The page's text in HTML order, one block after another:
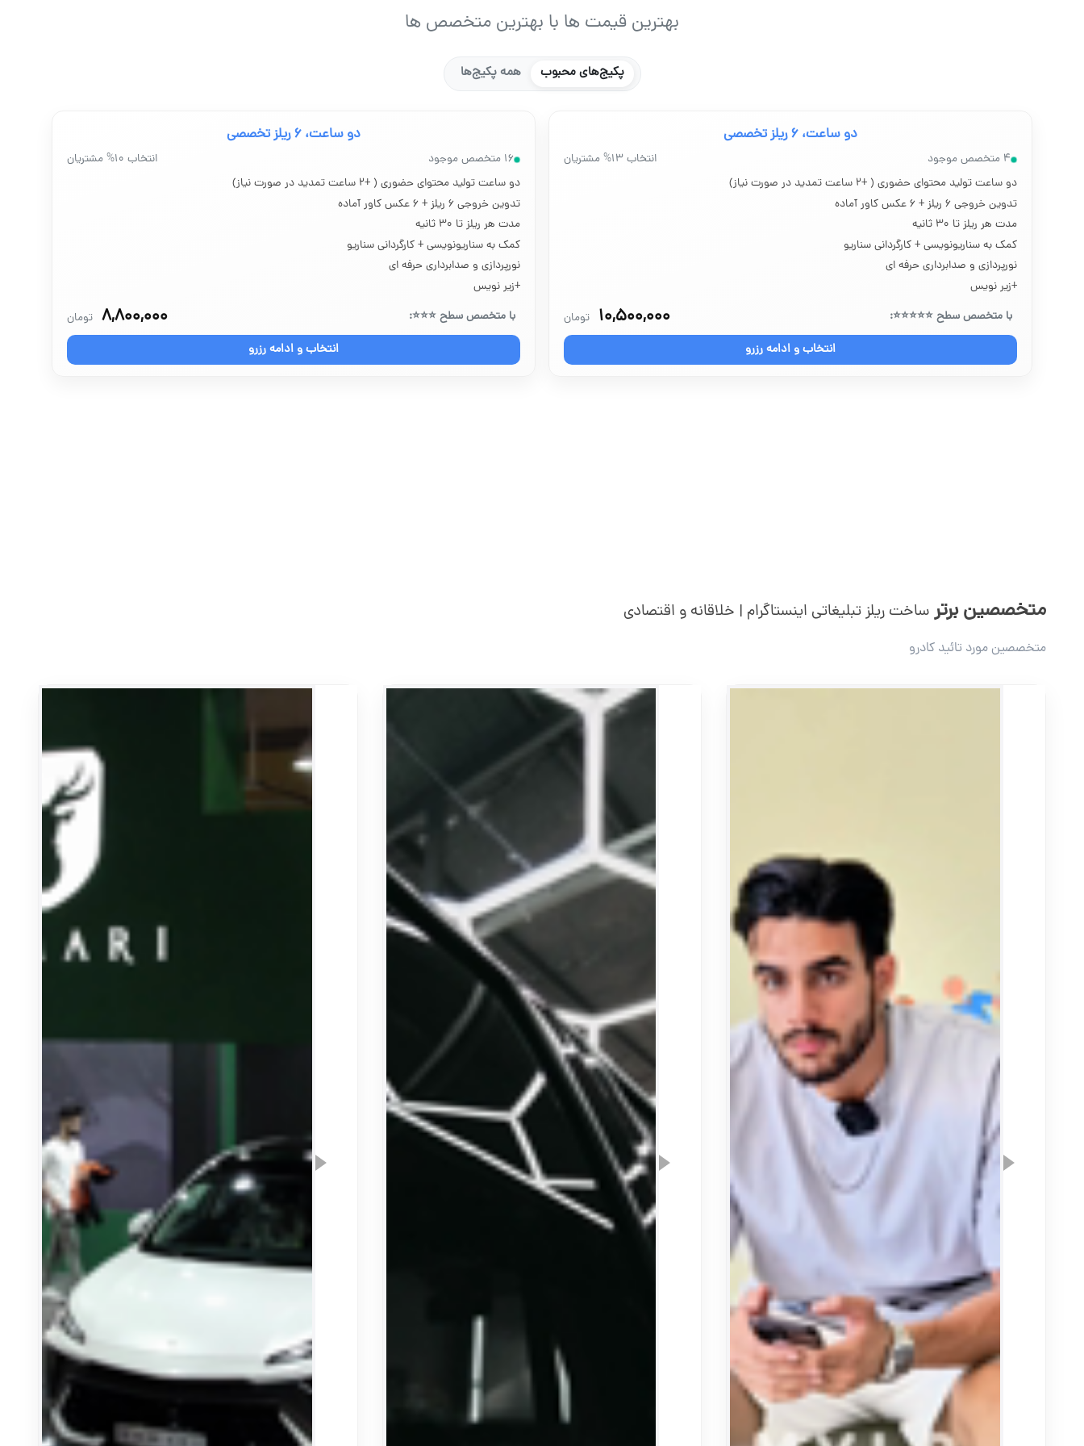
بهترین قیمت ها با بهترین متخصص ها
پکیج‌های محبوب همه پکیج‌ها
دو ساعت، ۶ ریلز تخصصی
۴ متخصص موجود
انتخاب ۱۳% مشتریان
دو ساعت تولید محتوای حضوری ( +۲ ساعت تمدید در صورت نیاز)
تدوین خروجی ۶ ریلز + ۶ عکس کاور آماده
مدت هر ریلز تا ۳۰ ثانیه
کمک به سناریونویسی + کارگردانی سناریو
نورپردازی و صدابرداری حرفه ای
+‌زیر نویس
با متخصص سطح ⭐⭐⭐⭐⭐:
۱۰,۵۰۰,۰۰۰ تومان
انتخاب و ادامه رزرو
دو ساعت، ۶ ریلز تخصصی
۱۶ متخصص موجود
انتخاب ۱۰% مشتریان
دو ساعت تولید محتوای حضوری ( +۲ ساعت تمدید در صورت نیاز)
تدوین خروجی ۶ ریلز + ۶ عکس کاور آماده
مدت هر ریلز تا ۳۰ ثانیه
کمک به سناریونویسی + کارگردانی سناریو
نورپردازی و صدابرداری حرفه ای
+‌زیر نویس
با متخصص سطح ⭐⭐⭐:
۸,۸۰۰,۰۰۰ تومان
انتخاب و ادامه رزرو
متخصصین برتر ساخت ریلز تبلیغاتی اینستاگرام | خلاقانه و اقتصادی
متخصصین مورد تائید کادرو